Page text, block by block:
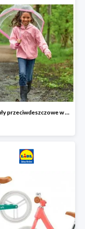
Artykuły przeciwdeszczowe w Lodilu Online do -50%